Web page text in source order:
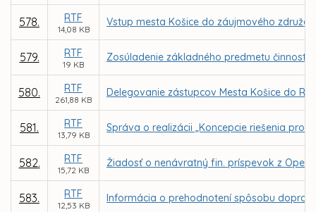
578. RTF
14,08 KB
Vstup mesta Košice do záujmového
579. RTF
19 KB
Zosúladenie základného predmetu činnosti
580. RTF
261,88 KB
Delegovanie zástupcov Mesta Košice do
581. RTF
13,79 KB
Správa o realizácii „Koncepcie riešenia
582. RTF
15,72 KB
Žiadosť o nenávratný fin. príspevok z
583. RTF
12,53 KB
Informácia o prehodnotení spôsobu